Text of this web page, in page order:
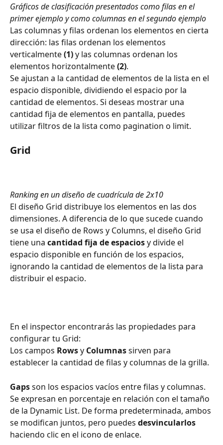
Gráficos de clasificación presentados como filas en el
primer ejemplo y como columnas en el segundo ejemplo
Las columnas y filas ordenan los elementos en cierta
dirección: las filas ordenan los elementos
verticalmente (1) y las columnas ordenan los
elementos horizontalmente (2).
Se ajustan a la cantidad de elementos de la lista en el
espacio disponible, dividiendo el espacio por la
cantidad de elementos. Si deseas mostrar una
cantidad fija de elementos en pantalla, puedes
utilizar filtros de la lista como pagination o limit.
Grid
Ranking en un diseño de cuadrícula de 2x10
El diseño Grid distribuye los elementos en las dos
dimensiones. A diferencia de lo que sucede cuando
se usa el diseño de Rows y Columns, el diseño Grid
tiene una cantidad fija de espacios y divide el
espacio disponible en función de los espacios,
ignorando la cantidad de elementos de la lista para
distribuir el espacio.
En el inspector encontrarás las propiedades para
configurar tu Grid:
Los campos Rows y Columnas sirven para
establecer la cantidad de filas y columnas de la grilla.
Gaps son los espacios vacíos entre filas y columnas.
Se expresan en porcentaje en relación con el tamaño
de la Dynamic List. De forma predeterminada, ambos
se modifican juntos, pero puedes desvincularlos
haciendo clic en el icono de enlace.